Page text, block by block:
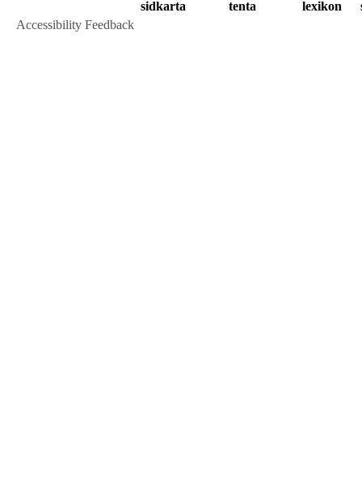
sidkarta tenta lexikon
Accessibility Feedback